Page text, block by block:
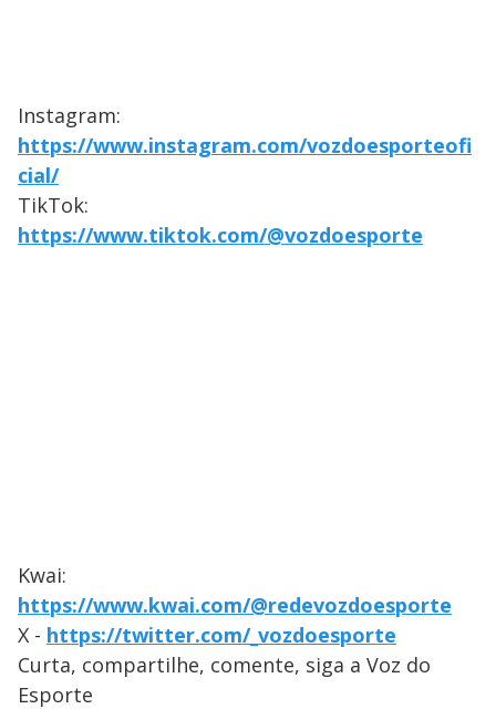
Instagram:
https://www.instagram.com/vozdoesporteofi
cial/
TikTok:
https://www.tiktok.com/@vozdoesporte
Kwai:
https://www.kwai.com/@redevozdoesporte
X - https://twitter.com/_vozdoesporte
Curta, compartilhe, comente, siga a Voz do
Esporte